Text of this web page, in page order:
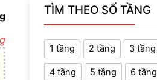
TÌM THEO SỐ TẦNG
1 tầng 2 tầng 3 tầng
4 tầng 5 tầng 6 tầng